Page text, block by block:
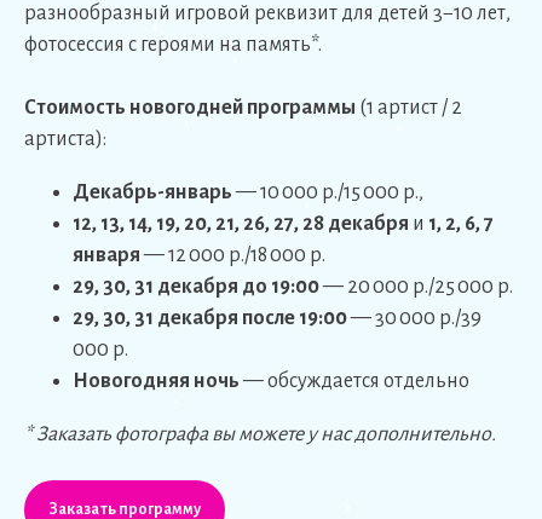
разнообразный игровой реквизит для детей 3−10 лет,
фотосессия с героями на память*.
Стоимость новогодней программы (1 артист / 2
артиста):
Декабрь-январь— 10 000 р./15 000 р.,
12, 13, 14, 19, 20, 21, 26, 27, 28 декабря и 1, 2, 6, 7
января— 12 000 р./18 000 р.
29, 30, 31 декабря до 19:00— 20 000 р./25 000 р.
29, 30, 31 декабря после 19:00— 30 000 р./39
000 р.
Новогодняя ночь— обсуждается отдельно
* Заказать фотографа вы можете у нас дополнительно.
Заказать программу